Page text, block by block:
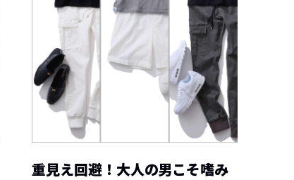
重見え回避！大人の男こそ嗜み